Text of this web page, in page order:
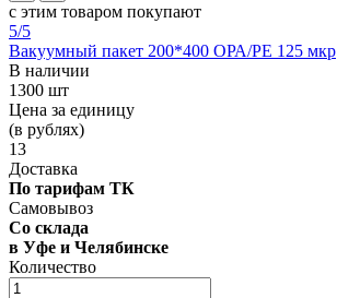
с этим товаром покупают
5/5
Вакуумный пакет 200*400 OРА/РЕ 125 мкр
В наличии
1300 шт
Цена за единицу
(в рублях)
13
Доставка
По тарифам ТК
Самовывоз
Со склада
в Уфе и Челябинске
Количество